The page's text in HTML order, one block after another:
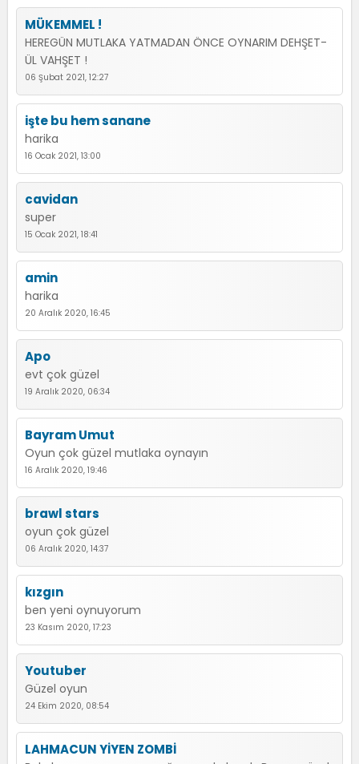
MÜKEMMEL !
HEREGÜN MUTLAKA YATMADAN ÖNCE OYNARIM DEHŞET-
ÜL VAHŞET !
06 Şubat 2021, 12:27
işte bu hem sanane
harika
16 Ocak 2021, 13:00
cavidan
super
15 Ocak 2021, 18:41
amin
harika
20 Aralık 2020, 16:45
Apo
evt çok güzel
19 Aralık 2020, 06:34
Bayram Umut
Oyun çok güzel mutlaka oynayın
16 Aralık 2020, 19:46
brawl stars
oyun çok güzel
06 Aralık 2020, 14:37
kızgın
ben yeni oynuyorum
23 Kasım 2020, 17:23
Youtuber
Güzel oyun
24 Ekim 2020, 08:54
LAHMACUN YİYEN ZOMBİ